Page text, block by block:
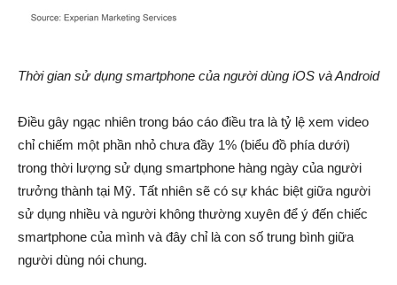
Thời gian sử dụng smartphone của người dùng iOS và Android
Điều gây ngạc nhiên trong báo cáo điều tra là tỷ lệ xem video
chỉ chiếm một phần nhỏ chưa đầy 1% (biểu đồ phía dưới)
trong thời lượng sử dụng smartphone hàng ngày của người
trưởng thành tại Mỹ. Tất nhiên sẽ có sự khác biệt giữa người
sử dụng nhiều và người không thường xuyên để ý đến chiếc
smartphone của mình và đây chỉ là con số trung bình giữa
người dùng nói chung.